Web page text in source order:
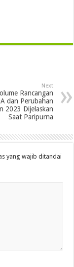
Next
Rancangan
dan Perubahan
2023 Dijelaskan
Saat Paripurna
yang wajib ditandai